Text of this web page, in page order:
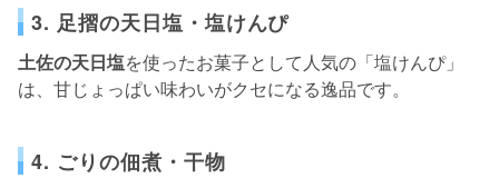
3. 足摺の天日塩・塩けんぴ
土佐の天日塩を使ったお菓子として人気の「塩けんぴ」
は、甘じょっぱい味わいがクセになる逸品です。
4. ごりの佃煮・干物